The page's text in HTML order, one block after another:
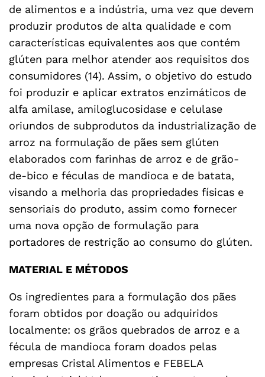
de alimentos e a indústria, uma vez que devem
produzir produtos de alta qualidade e com
características equivalentes aos que contém
glúten para melhor atender aos requisitos dos
consumidores (14). Assim, o objetivo do estudo
foi produzir e aplicar extratos enzimáticos de
alfa amilase, amiloglucosidase e celulase
oriundos de subprodutos da industrialização de
arroz na formulação de pães sem glúten
elaborados com farinhas de arroz e de grão-
de-bico e féculas de mandioca e de batata,
visando a melhoria das propriedades físicas e
sensoriais do produto, assim como fornecer
uma nova opção de formulação para
portadores de restrição ao consumo do glúten.
MATERIAL E MÉTODOS
Os ingredientes para a formulação dos pães
foram obtidos por doação ou adquiridos
localmente: os grãos quebrados de arroz e a
fécula de mandioca foram doados pelas
empresas Cristal Alimentos e FEBELA